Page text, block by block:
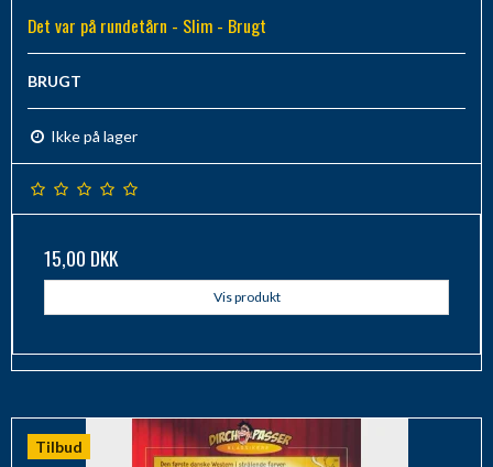
Det var på rundetårn - Slim - Brugt
BRUGT
Ikke på lager
15,00 DKK
Vis produkt
Tilbud